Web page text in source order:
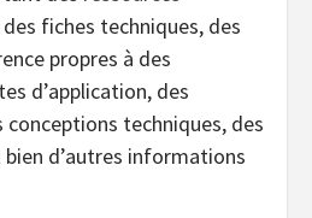
fiches techniques, des
propres à des
d’application, des
techniques, des
d’autres informations